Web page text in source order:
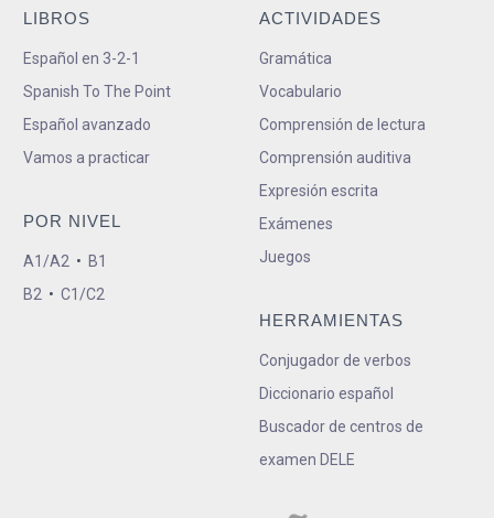
LIBROS
Español en 3-2-1
Spanish To The Point
Español avanzado
Vamos a practicar
POR NIVEL
A1/A2 • B1
B2 • C1/C2
ACTIVIDADES
Gramática
Vocabulario
Comprensión de lectura
Comprensión auditiva
Expresión escrita
Exámenes
Juegos
HERRAMIENTAS
Conjugador de verbos
Diccionario español
Buscador de centros de
examen DELE